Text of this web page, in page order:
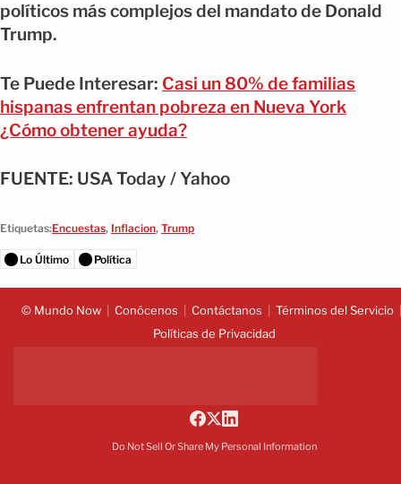
políticos más complejos del mandato de Donald
Trump.
Te Puede Interesar: Casi un 80% de familias
hispanas enfrentan pobreza en Nueva York
¿Cómo obtener ayuda?
FUENTE: USA Today / Yahoo
Etiquetas:Encuestas, Inflacion, Trump
Lo Último Política
© Mundo Now Conócenos Contáctanos
Términos del Servicio
Políticas de Privacidad
Do Not Sell Or Share My Personal Information